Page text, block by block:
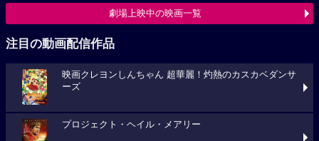
劇場上映中の映画一覧
注目の動画配信作品
映画クレヨンしんちゃん 超華麗！灼熱のカスカベダンサ
ーズ
プロジェクト・ヘイル・メアリー